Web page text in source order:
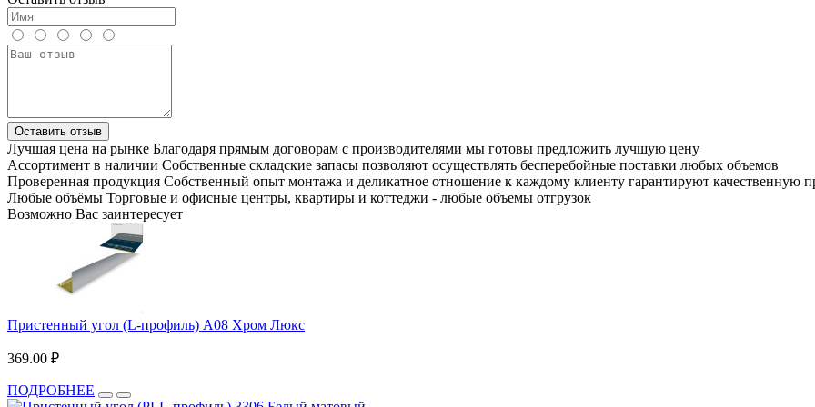
Оставить отзыв
Лучшая цена на рынке Благодаря прямым договорам с производителями мы готовы предложить лучшую цену
Ассортимент в наличии Собственные складские запасы позволяют осуществлять бесперебойные поставки любых объемов
Проверенная продукция Собственный опыт монтажа и деликатное отношение к каждому клиенту гарантируют качественную
Любые объёмы Торговые и офисные центры, квартиры и коттеджи - любые объемы отгрузок
Возможно Вас заинтересует
Пристенный угол (L-профиль) А08 Хром Люкс
369.00 ₽
ПОДРОБНЕЕ